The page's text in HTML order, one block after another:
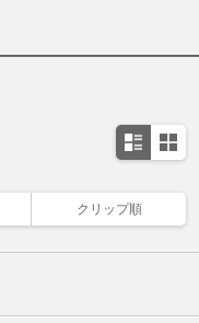
クリップ順